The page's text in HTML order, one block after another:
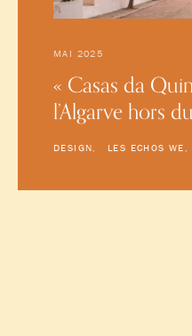
MAI 2025
« Casas da
l’Algarve hors
DESIGN LES ECHOS WE